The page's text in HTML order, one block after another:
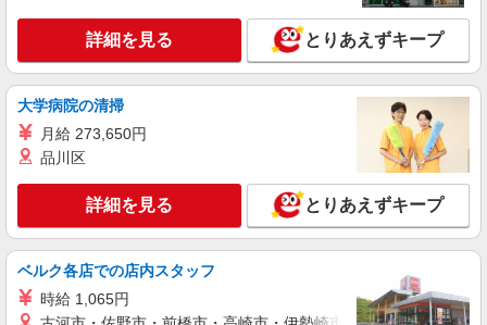
詳細を見る とりあえずキープ
大学病院の清掃
月給 273,650円
品川区
詳細を見る とりあえずキープ
ベルク各店での店内スタッフ
時給 1,065円